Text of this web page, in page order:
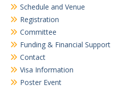
Schedule and Venue
Registration
Committee
Funding & Financial Support
Contact
Visa Information
Poster Event